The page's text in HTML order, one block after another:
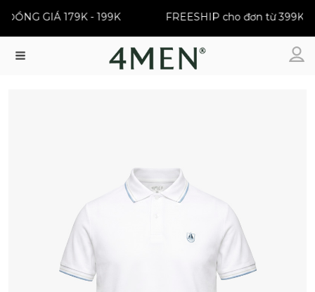
GIÁ 179K - 199K FREESHIP cho đơn từ 399K